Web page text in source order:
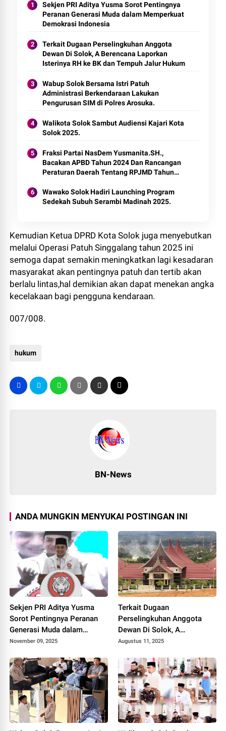
Sekjen PRI Aditya Yusma Sorot Pentingnya
Peranan Generasi Muda dalam Memperkuat
Demokrasi Indonesia
Terkait Dugaan Perselingkuhan Anggota
Dewan Di Solok, A Berencana Laporkan
Isterinya RH ke BK dan Tempuh Jalur Hukum
Wabup Solok Bersama Istri Patuh
Administrasi Berkendaraan Lakukan
Pengurusan SIM di Polres Arosuka.
Walikota Solok Sambut Audiensi Kajari Kota
Solok 2025.
Fraksi Partai NasDem Yusmanita.SH.,
Bacakan APBD Tahun 2024 Dan Rancangan
Peraturan Daerah Tentang RPJMD Tahun
Wawako Solok Hadiri Launching Program
Sedekah Subuh Serambi Madinah 2025.
Kemudian Ketua DPRD Kota Solok juga menyebutkan
melalui Operasi Patuh Singgalang tahun 2025 ini
semoga dapat semakin meningkatkan lagi kesadaran
masyarakat akan pentingnya patuh dan tertib akan
berlalu lintas,hal demikian akan dapat menekan angka
kecelakaan bagi pengguna kendaraan.
007/008.
hukum
BN-News
ANDA MUNGKIN MENYUKAI POSTINGAN INI
Sekjen PRI Aditya Yusma
Sorot Pentingnya Peranan
Generasi Muda dalam
Memperkuat Demokrasi
November 09, 2025
Terkait Dugaan
Perselingkuhan Anggota
Dewan Di Solok, A
Berencana Laporkan
Tempuh Jalur Hukum
Augustus 11, 2025